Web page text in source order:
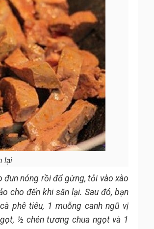
lại
nóng rồi đổ gừng, tỏi vào xào
cho đến khi săn lại. Sau đó, bạn
phê tiêu, 1 muỗng canh ngũ vị
½ chén tương chua ngọt và 1